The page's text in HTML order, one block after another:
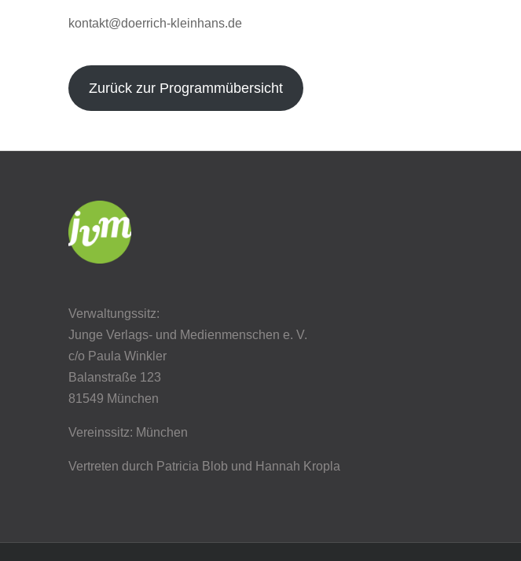
kontakt@doerrich-kleinhans.de
Zurück zur Programmübersicht
Verwaltungssitz:
Junge Verlags- und Medienmenschen e. V.
c/o Paula Winkler
Balanstraße 123
81549 München
Vereinssitz: München
Vertreten durch Patricia Blob und Hannah Kropla